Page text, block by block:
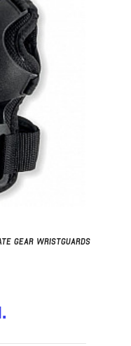
GEAR WRISTGUARDS